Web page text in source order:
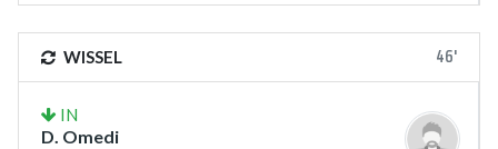
WISSEL 46'
IN
D. Omedi